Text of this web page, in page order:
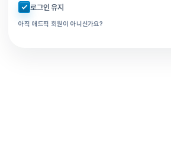
자동로그인 체크
로그인 유지
아직 애드픽 회원이 아니신가요?